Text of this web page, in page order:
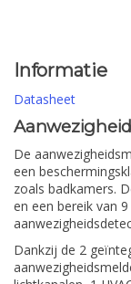
Informatie
Datasheet
De
een
zoals badkamers.
en een bereik van
Dankzij de 2